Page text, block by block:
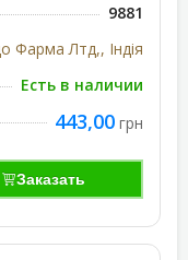
9881
Фарма Лтд,, Індія
Есть в наличии
443,00 грн
Заказать